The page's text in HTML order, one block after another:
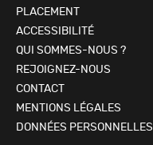
PLACEMENT
ACCESSIBILITÉ
QUI SOMMES-NOUS ?
REJOIGNEZ-NOUS
CONTACT
MENTIONS LÉGALES
DONNÉES PERSONNELLES